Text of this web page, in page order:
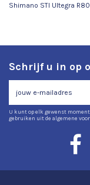
Shimano STI Ultegra
Schrijf u in op
U kunt op elk gewenst
gebruiken uit de algemene